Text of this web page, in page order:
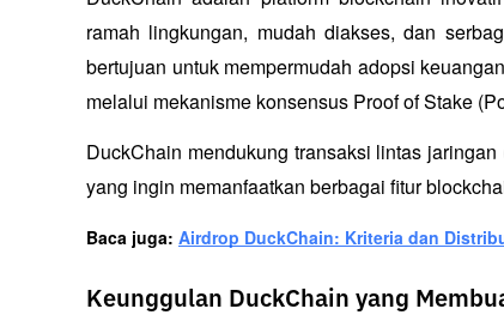
ramah lingkungan, mudah diakses, dan
bertujuan untuk mempermudah adopsi
melalui mekanisme konsensus Proof of Stake
DuckChain mendukung transaksi lintas
yang ingin memanfaatkan berbagai fitur
Baca juga: Airdrop DuckChain: Kriteria dan
Keunggulan DuckChain yang